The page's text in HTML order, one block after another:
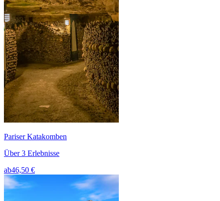
Pariser Katakomben
Über 3 Erlebnisse
ab46,50 €